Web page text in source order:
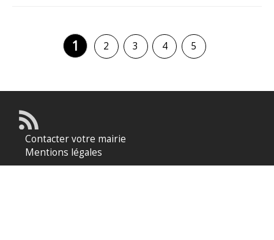
1 2 3 4 5
Contacter votre mairie
Mentions légales